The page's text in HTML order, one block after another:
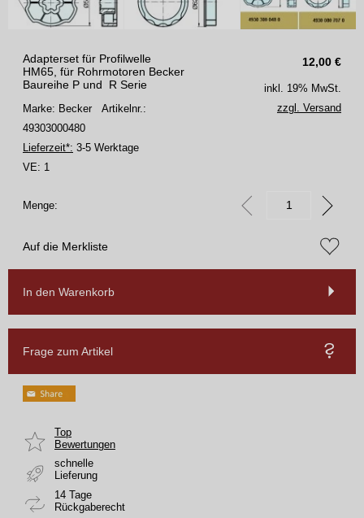
12,00 €
Adapterset für Profilwelle
HM65, für Rohrmotoren Becker
Baureihe P und R Serie
Marke: Becker Artikelnr.:
49303000480
Lieferzeit*: 3-5 Werktage
VE: 1
inkl. 19% MwSt.
zzgl. Versand
Menge:
Auf die Merkliste
In den Warenkorb
Frage zum Artikel
Top
Bewertungen
schnelle
Lieferung
14 Tage
Rückgaberecht